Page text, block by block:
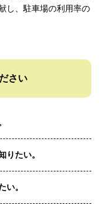
し、駐車場の利用率の
さい
りたい。
い。